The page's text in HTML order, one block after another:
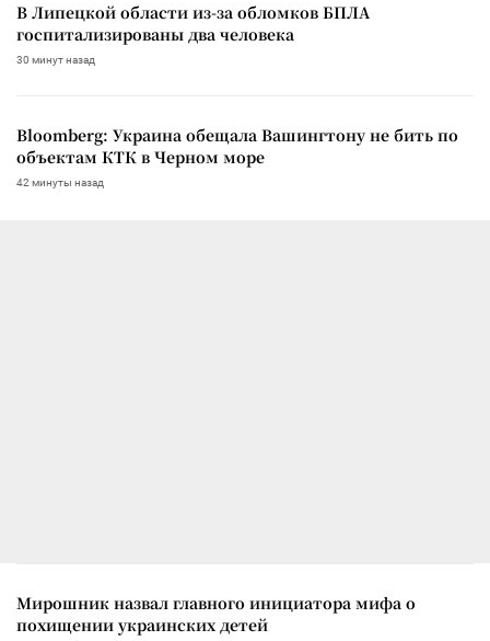
В Липецкой области из-за обломков БПЛА
госпитализированы два человека
30 минут назад
Bloomberg: Украина обещала Вашингтону не бить по
объектам КТК в Черном море
42 минуты назад
Мирошник назвал главного инициатора мифа о
похищении украинских детей